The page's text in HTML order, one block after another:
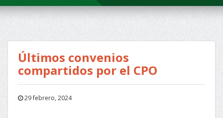
Últimos convenios
compartidos por el CPO
29 febrero, 2024